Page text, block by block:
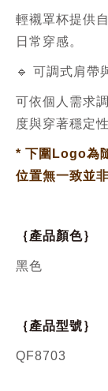
輕襯罩杯提供
日常穿感。
🔹 可調式肩帶
可依個人需求
度與穿著穩定性
* 下圍Logo為
位置無一致並非
｛產品顏色｝
黑色
｛產品型號｝
QF8703